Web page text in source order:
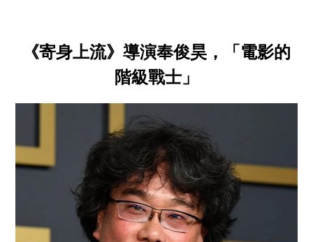
《寄身上流》導演奉俊昊，「電影的
階級戰士」